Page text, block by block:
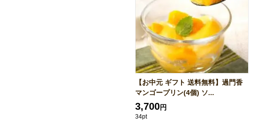
【お中元 ギフト 送料無料】過門香
マンゴープリン(4個) ソ...
3,700円
34pt